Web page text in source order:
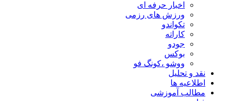
اخبار حرفه ای
ورزش های رزمی
تکواندو
کاراته
جودو
بوکس
ووشو ،کونگ فو
نقد و تحلیل
اطلاعیه ها
مطالب آموزشی